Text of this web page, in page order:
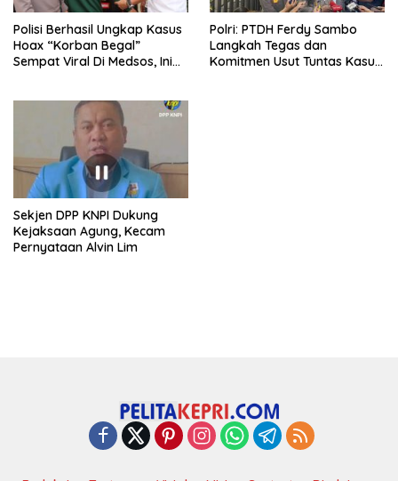
Polisi Berhasil Ungkap Kasus
Hoax “Korban Begal”
Sempat Viral Di Medsos, Ini
Polri: PTDH Ferdy Sambo
Langkah Tegas dan
Komitmen Usut Tuntas Kasus
Sekjen DPP KNPI Dukung
Kejaksaan Agung, Kecam
Pernyataan Alvin Lim